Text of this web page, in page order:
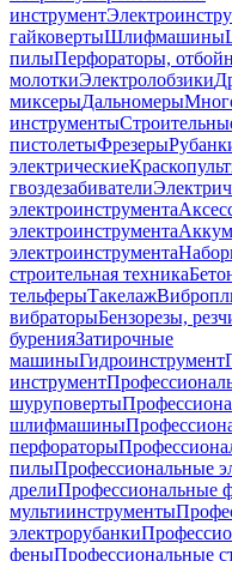
инструмент
гайковертыШлифмашины
пилыПерфораторы,
молоткиЭлектролобзики
миксерыДальномеры
инструменты
пистолетыФрезеры
электрические
гвоздезабиватели
электроинструмента
электроинструмента
электроинструмента
строительная техника
тельферыТакелаж
вибраторыБензорезы,
буренияЗатирочные
машиныГидроинструмент
инструмент
шуруповерты
шлифмашины
перфораторы
пилыПрофессиональные
дрелиПрофессиональные
мультиинструменты
электрорубанки
феныПрофессиональные